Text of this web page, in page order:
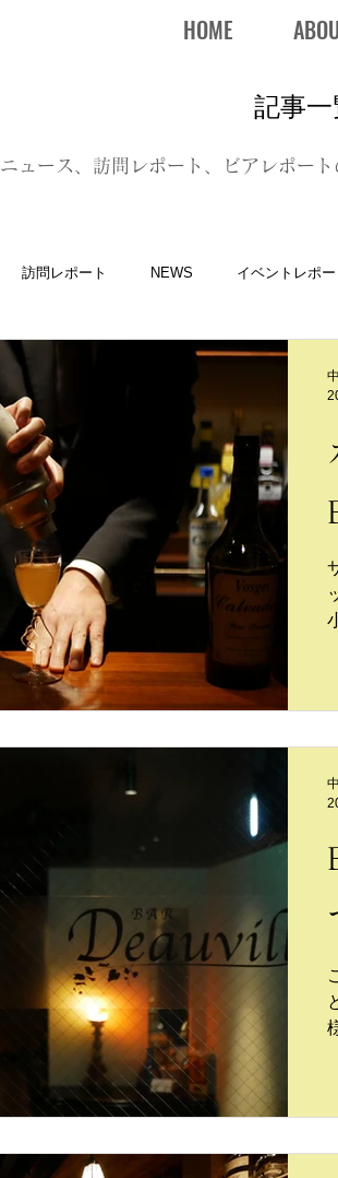
HOME
記事一
ニュース、訪問レポート、ビアレポー
訪問レポート NEWS イベントレポー